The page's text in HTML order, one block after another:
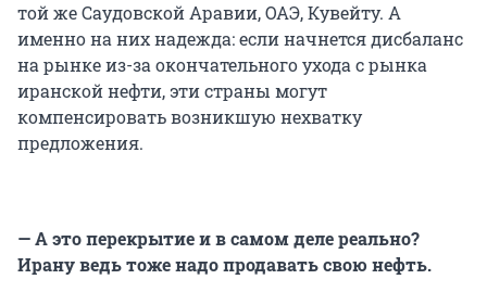
той же Саудовской Аравии, ОАЭ, Кувейту. А
именно на них надежда: если начнется дисбаланс
на рынке из-за окончательного ухода с рынка
иранской нефти, эти страны могут
компенсировать возникшую нехватку
предложения.
— А это перекрытие и в самом деле реально?
Ирану ведь тоже надо продавать свою нефть.